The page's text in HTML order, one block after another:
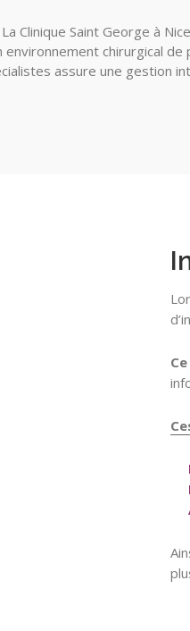
Clinique Saint George à
environnement chirurgical
assure une gestion